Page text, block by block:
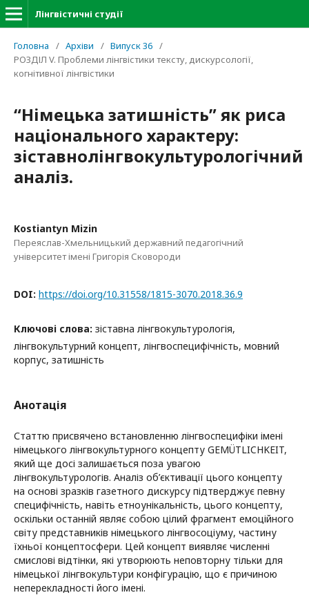
Лінгвістичні студії
Головна / Архіви / Випуск 36 /
РОЗДІЛ V. Проблеми лінгвістики тексту, дискурсології,
когнітивної лінгвістики
“Німецька затишність” як риса
національного характеру:
зіставнолінгвокультурологічний
аналіз.
Kostiantyn Mizin
Переяслав-Хмельницький державний педагогічний
університет імені Григорія Сковороди
DOI: https://doi.org/10.31558/1815-3070.2018.36.9
Ключові слова: зіставна лінгвокультурологія,
лінгвокультурний концепт, лінгвоспецифічність, мовний
корпус, затишність
Анотація
Статтю присвячено встановленню лінгвоспецифіки імені
німецького лінгвокультурного концепту GEMÜTLICHKEIT,
який ще досі залишається поза увагою
лінгвокультурологів. Аналіз об’єктивації цього концепту
на основі зразків газетного дискурсу підтверджує певну
специфічність, навіть етноунікальність, цього концепту,
оскільки останній являє собою цілий фрагмент емоційного
світу представників німецького лінгвосоціуму, частину
їхньої концептосфери. Цей концепт виявляє численні
смислові відтінки, які утворюють неповторну тільки для
німецької лінгвокультури конфігурацію, що є причиною
неперекладності його імені.